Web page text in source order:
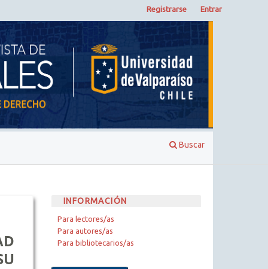
Buscar
Registrarse Entrar
INFORMACIÓN
Para lectores/as
Para autores/as
Para bibliotecarios/as